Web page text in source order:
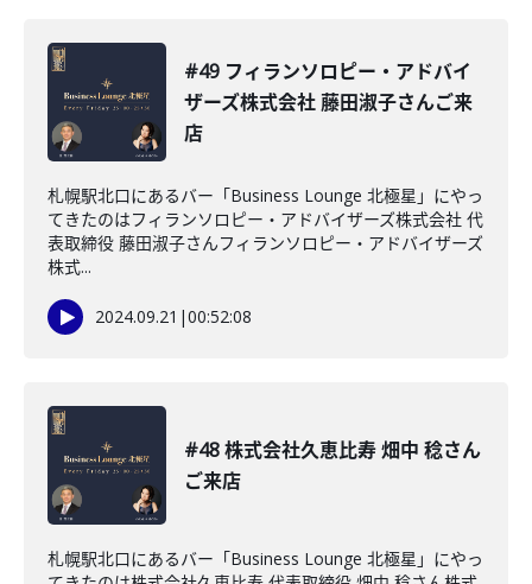
#49 フィランソロピー・アドバイ
ザーズ株式会社 藤田淑子さんご来
店
札幌駅北口にあるバー「Business Lounge 北極星」にやっ
てきたのはフィランソロピー・アドバイザーズ株式会社 代
表取締役 藤田淑子さんフィランソロピー・アドバイザーズ
株式...
2024.09.21 |00:52:08
#48 株式会社久恵比寿 畑中 稔さん
ご来店
札幌駅北口にあるバー「Business Lounge 北極星」にやっ